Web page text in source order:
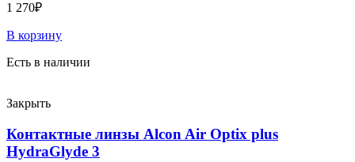
1 270₽
В корзину
Есть в наличии
Закрыть
Контактные линзы Alcon Air Optix plus
HydraGlyde 3